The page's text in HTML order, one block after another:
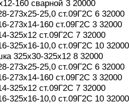
160 сварной 3 20000
273х25-25,0 ст.09Г2С 6 32000
273х14-160 ст.09Г2С 3 32000
325х12 ст.09Г2С 7 32000
325х16-10,0 ст.09Г2С 10 32000
325х30-325х12 8 32000
273х25-25,0 ст.09Г2С 6 32000
273х14-160 ст.09Г2С 3 32000
325х12 ст.09Г2С 7 32000
325х16-10,0 ст.09Г2С 10 32000